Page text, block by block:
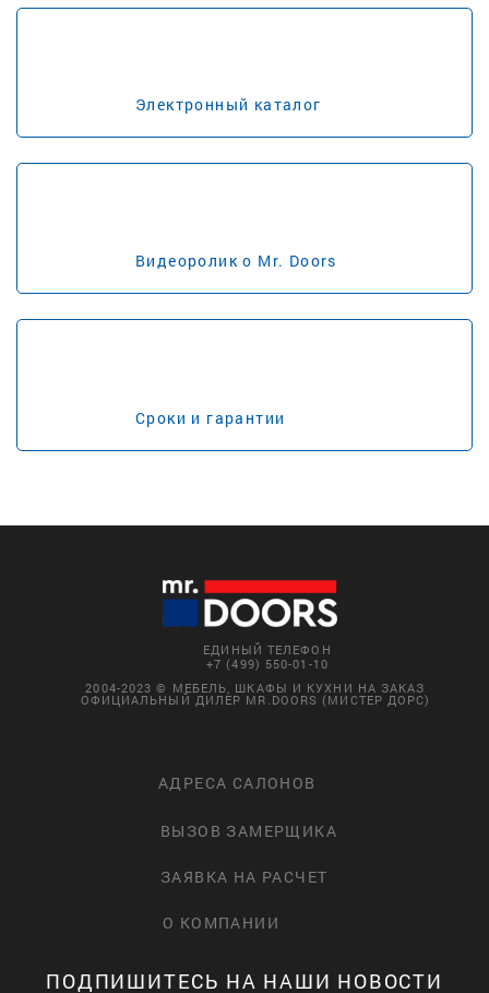
Электронный каталог
Видеоролик о Mr. Doors
Сроки и гарантии
ЕДИНЫЙ ТЕЛЕФОН
+7 (499) 550-01-10
2004-2023 © МЕБЕЛЬ, ШКАФЫ И КУХНИ НА ЗАКАЗ
ОФИЦИАЛЬНЫЙ ДИЛЕР MR.DOORS (МИСТЕР ДОРС)
АДРЕСА САЛОНОВ
ВЫЗОВ ЗАМЕРЩИКА
ЗАЯВКА НА РАСЧЕТ
О КОМПАНИИ
ПОДПИШИТЕСЬ НА НАШИ НОВОСТИ